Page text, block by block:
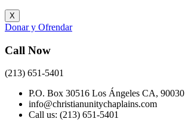
X
Donar y Ofrendar
Call Now
(213) 651-5401
P.O. Box 30516 Los Ángeles CA, 90030
info@christianunitychaplains.com
Call us: (213) 651-5401